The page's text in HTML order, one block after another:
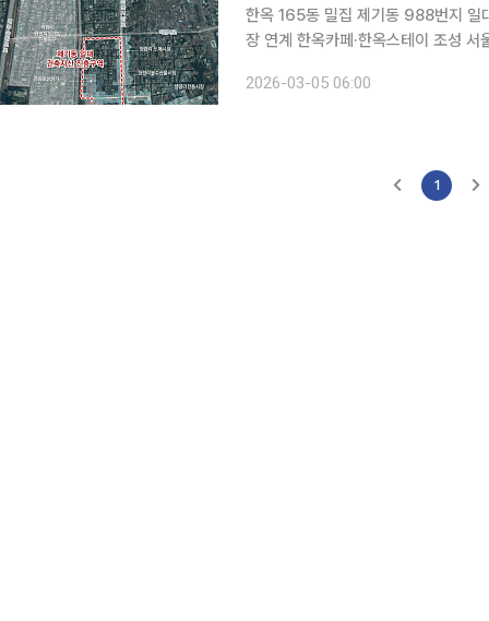
한옥 165동 밀집 제기동 988번지 일
장 연계 한옥카페·한옥스테이 조성 서울 동대문구 제기동 일대 한옥 밀집 지역이 전통시장과 결합한
㎡) '제기동 한옥마을'을 '건축자산 진
2026-03-05 06:00
1